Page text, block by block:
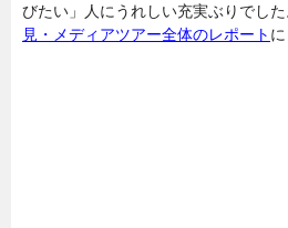
びたい」人にうれしい充実ぶりでし
見・メディアツアー全体のレポート